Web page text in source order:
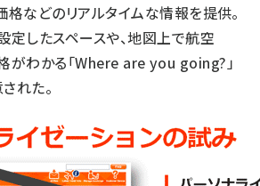
格などのリアルタイムな情報を提供。
定したスペースや、地図上で航空
がわかる「Where are you going?」
れた。